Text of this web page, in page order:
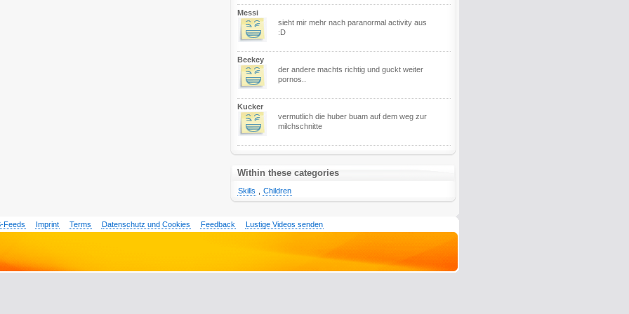
Messi
sieht mir mehr nach paranormal activity aus
:D
Beekey
der andere machts richtig und guckt weiter
pornos..
Kucker
vermutlich die huber buam auf dem weg zur
milchschnitte
Within these categories
Skills Children
Feeds Imprint Terms Datenschutz und Cookies Feedback Lustige Videos senden